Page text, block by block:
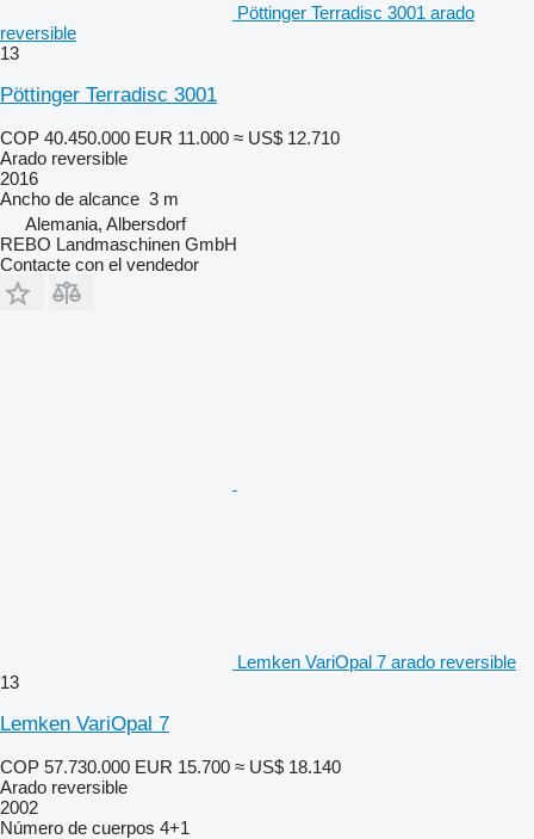
Pöttinger Terradisc 3001 arado
reversible
13
Pöttinger Terradisc 3001
COP 40.450.000 EUR 11.000 ≈ US$ 12.710
Arado reversible
2016
Ancho de alcance 3 m
Alemania, Albersdorf
REBO Landmaschinen GmbH
Contacte con el vendedor
Lemken VariOpal 7 arado reversible
13
Lemken VariOpal 7
COP 57.730.000 EUR 15.700 ≈ US$ 18.140
Arado reversible
2002
Número de cuerpos 4+1